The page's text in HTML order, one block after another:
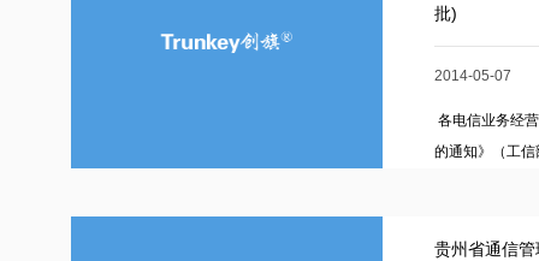
批)
2014-05-07
各电信业务经
的通知》（工
贵州省通信